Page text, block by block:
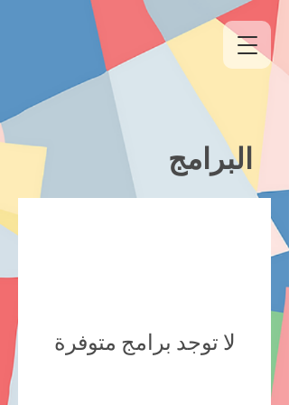
البرامج
لا توجد برامج متوفرة